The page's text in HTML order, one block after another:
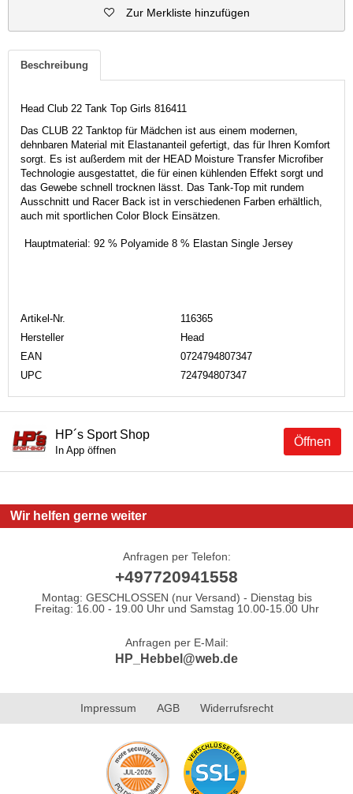
Zur Merkliste hinzufügen
Beschreibung
Head Club 22 Tank Top Girls 816411
Das CLUB 22 Tanktop für Mädchen ist aus einem modernen,
dehnbaren Material mit Elastananteil gefertigt, das für Ihren Komfort
sorgt. Es ist außerdem mit der HEAD Moisture Transfer Microfiber
Technologie ausgestattet, die für einen kühlenden Effekt sorgt und
das Gewebe schnell trocknen lässt. Das Tank-Top mit rundem
Ausschnitt und Racer Back ist in verschiedenen Farben erhältlich,
auch mit sportlichen Color Block Einsätzen.
Hauptmaterial: 92 % Polyamide 8 % Elastan Single Jersey
Artikel-Nr.
116365
Hersteller
Head
EAN
0724794807347
UPC
724794807347
Öffnen
HP´s Sport Shop
In App öffnen
Wir helfen gerne weiter
Anfragen per Telefon:
+497720941558
Montag: GESCHLOSSEN (nur Versand) - Dienstag bis
Freitag: 16.00 - 19.00 Uhr und Samstag 10.00-15.00 Uhr
Anfragen per E-Mail:
HP_Hebbel@web.de
Impressum AGB Widerrufsrecht